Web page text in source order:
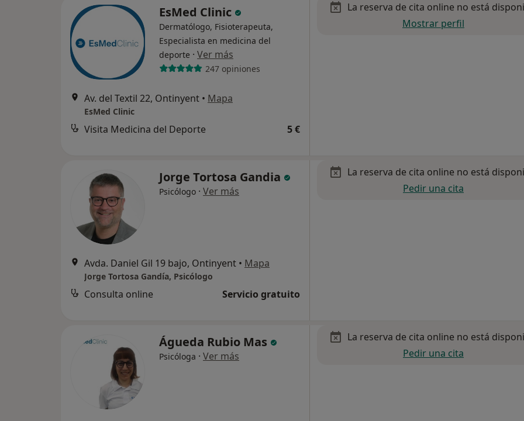
EsMed Clinic
Dermatólogo, Fisioterapeuta,
Especialista en medicina del
deporte · Ver más
247 opiniones
Av. del Textil 22, Ontinyent • Mapa
EsMed Clinic
Visita Medicina del Deporte 5 €
La reserva de cita online no está
Mostrar perfil
Jorge Tortosa Gandia
Psicólogo · Ver más
Avda. Daniel Gil 19 bajo, Ontinyent • Mapa
Jorge Tortosa Gandía, Psicólogo
Consulta online Servicio gratuito
La reserva de cita online no está
Pedir una cita
Águeda Rubio Mas
Psicóloga · Ver más
La reserva de cita online no está
Pedir una cita